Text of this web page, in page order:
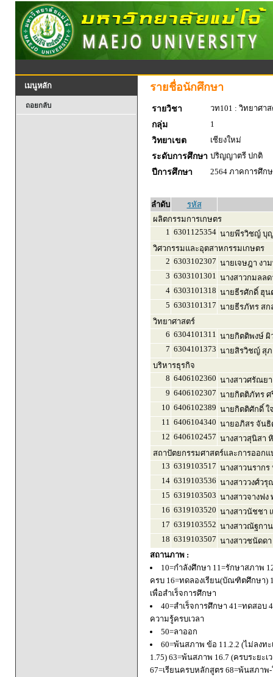
เมนูหลัก
ถอยกลับ
รายชื่อนักศึกษา
รายวิชา
วท101 : วิทยาศา
กลุ่ม
1
วิทยาเขต
เชียงใหม่
ระดับการศึกษา ปริญญาตรี ปกติ
ปีการศึกษา
2564 ภาคการศึก
ลำดับ
รหัส
ผลิตกรรมการเกษตร
1 6301125354 นายพีรวิชญ์ บุญ
วิศวกรรมและอุตสาหกรรมเกษตร
2 6303102307 นายเจษฎา งา
3 6303101301 นางสาวกมลลด
4 6303101318 นายธีรศักดิ์ ฮุน
5 6303101317 นายธีรภัทร ส
วิทยาศาสตร์
6 6304101311 นายกิตติพงษ์ ผิ
7 6304101373 นายสิรวิชญ์ สุ
บริหารธุรกิจ
8 6406102360 นางสาวศรัณย
9 6406102307 นายกิตติภัทร ศ
10 6406102389 นายกิตติศักดิ์ ใ
11 6406104340 นายอภิสร จันธิ
12 6406102457 นางสาวสุนิสา
สถาปัตยกรรมศาสตร์และการออก
13 6319103517 นางสาวนราก
14 6319103536 นางสาววงศ์ว
15 6319103503 นางสาวจางฟง
16 6319103520 นางสาวนัชชา
17 6319103552 นางสาวณัฐกา
18 6319103507 นางสาวชนัดดา
สถานภาพ :
10=กำลังศึกษา 11=รักษาสภาพ
ครบ 16=ทดลองเรียน(บัณฑิตศึกษา)
เพื่อสำเร็จการศึกษา
40=สำเร็จการศึกษา 41=ทดสอบ
ความรู้ครบเวลา
50=ลาออก
60=พ้นสภาพ ข้อ 11.2.2 (ไม่ลงท
1.75) 63=พ้นสภาพ 16.7 (ครบระยะ
67=เรียนครบหลักสูตร 68=พ้นสภา